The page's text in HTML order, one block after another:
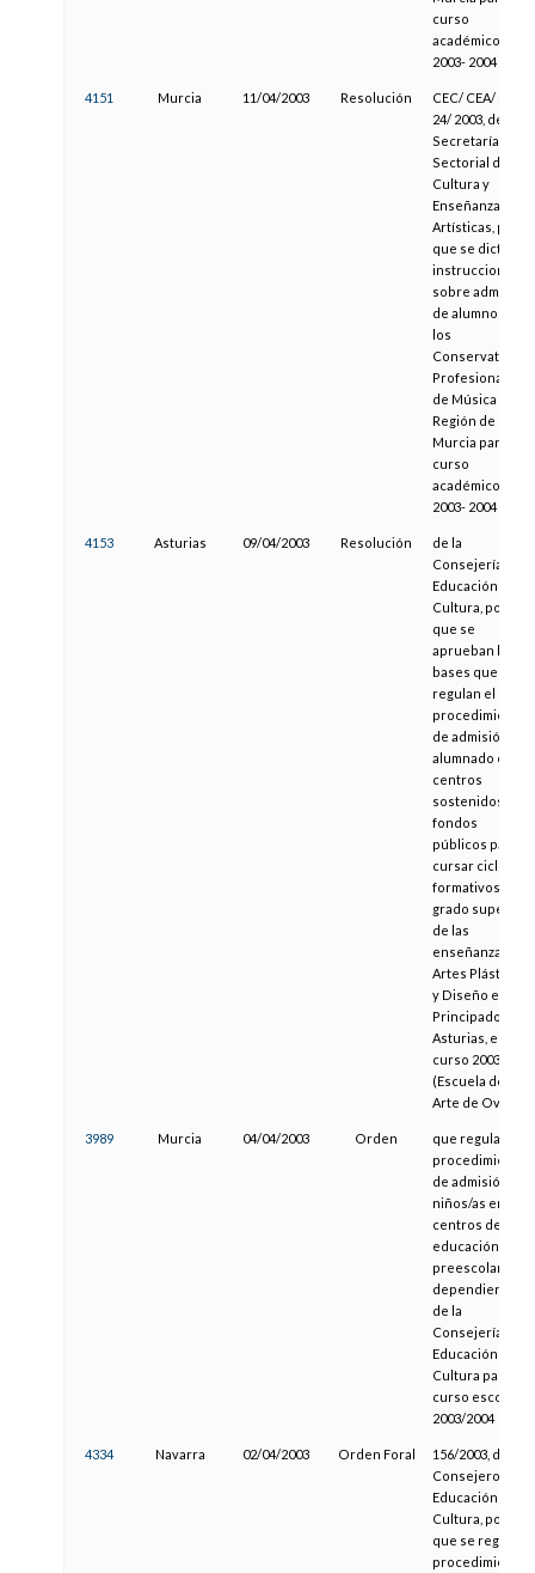
curso
académico
2003- 2004
4151 Murcia 11/04/2003 Resolución
CEC/ CEA/ SRE-
24/ 2003, de la
Secretaría
Sectorial de
Cultura y
Enseñanzas
Artísticas, por la
que se dictan
instrucciones
sobre admisión
de alumnos en
los
Conservatorios
Profesionales
de Música de la
Región de
Murcia para el
curso
académico
2003- 2004
4153 Asturias 09/04/2003 Resolución
de la
Consejería de
Educación y
Cultura, por la
que se
aprueban las
bases que
regulan el
procedimiento
de admisión de
alumnado en
centros
sostenidos con
fondos
públicos para
cursar ciclos
formativos de
grado superior
de las
enseñanzas de
Artes Plásticas
y Diseño en el
Principado de
Asturias, en el
curso 2003/2004
(Escuela de
Arte de Oviedo)
3989 Murcia 04/04/2003 Orden
que regula el
procedimiento
de admisión de
niños/as en
centros de
educación
preescolar
dependientes
de la
Consejería de
Educación y
Cultura para el
curso escolar
2003/2004
4334 Navarra 02/04/2003 Orden Foral
156/2003, del
Consejero de
Educación y
Cultura, por la
que se regula el
procedimiento